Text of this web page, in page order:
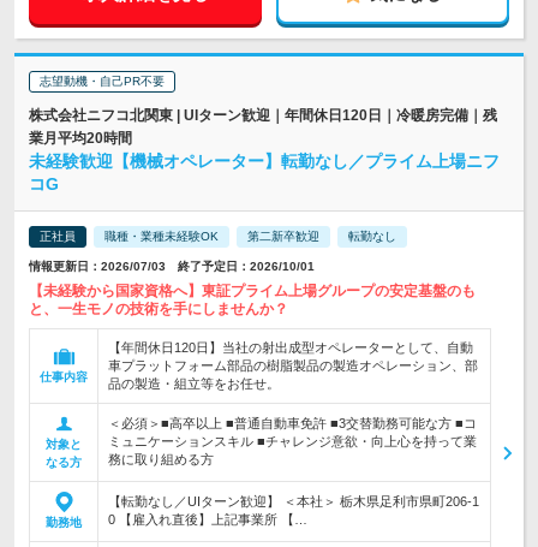
志望動機・自己PR不要
株式会社ニフコ北関東 | UIターン歓迎｜年間休日120日｜冷暖房完備｜残
業月平均20時間
未経験歓迎【機械オペレーター】転勤なし／プライム上場ニフ
コG
正社員 職種・業種未経験OK 第二新卒歓迎 転勤なし
情報更新日：2026/07/03 終了予定日：2026/10/01
【未経験から国家資格へ】東証プライム上場グループの安定基盤のも
と、一生モノの技術を手にしませんか？
仕事内容
【年間休日120日】当社の射出成型オペレーターとして、自動
車プラットフォーム部品の樹脂製品の製造オペレーション、部
品の製造・組立等をお任せ。
対象と
なる方
＜必須＞■高卒以上 ■普通自動車免許 ■3交替勤務可能な方 ■コ
ミュニケーションスキル ■チャレンジ意欲・向上心を持って業
務に取り組める方
勤務地
【転勤なし／UIターン歓迎】 ＜本社＞ 栃木県足利市県町206-1
0 【雇入れ直後】上記事業所 【…